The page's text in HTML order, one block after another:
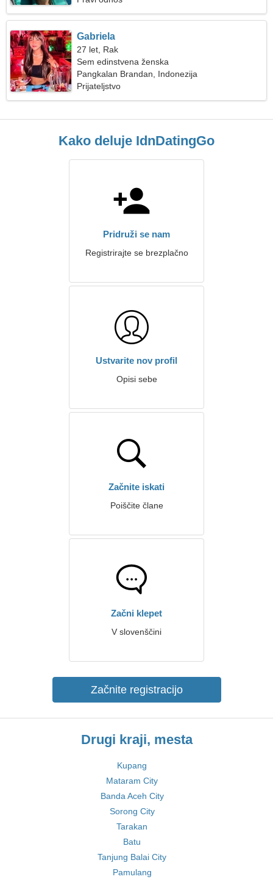
Gabriela
27 let, Rak
Sem edinstvena ženska
Pangkalan Brandan, Indonezija
Prijateljstvo
Kako deluje IdnDatingGo
Pridruži se nam
Registrirajte se brezplačno
Ustvarite nov profil
Opisi sebe
Začnite iskati
Poiščite člane
Začni klepet
V slovenščini
Začnite registracijo
Drugi kraji, mesta
Kupang
Mataram City
Banda Aceh City
Sorong City
Tarakan
Batu
Tanjung Balai City
Pamulang